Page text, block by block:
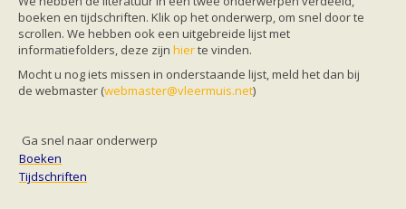
Limburg
Noord-Brabant
Noord-Holland
Overijssel
Utrecht
Zeeland
Vleermuizen en ziektes
Bescherming
boeken en tijdschriften. Klik op het onderwerp, om snel door te
scrollen. We hebben ook een uitgebreide lijst met
informatiefolders, deze zijn hierte vinden.
Mocht u nog iets missen in onderstaande lijst, meld het dan bij
de webmaster (webmaster@vleermuis.net)
Ga snel naar onderwerp
Boeken
Tijdschriften